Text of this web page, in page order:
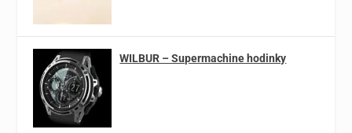
WILBUR – Supermachine hodinky